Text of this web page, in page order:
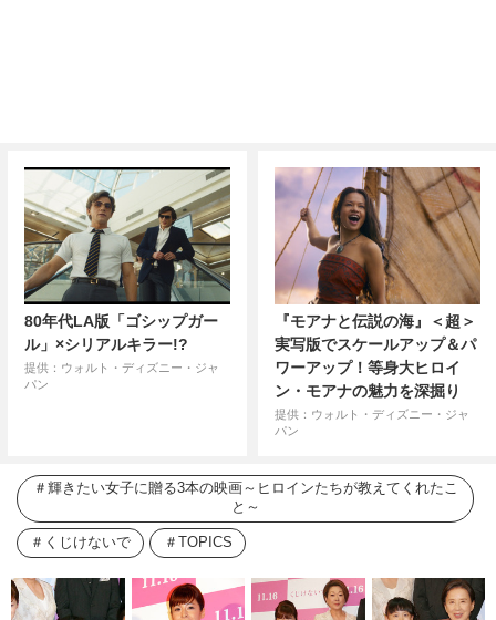
80年代LA版「ゴシップガー
ル」×シリアルキラー!?
提供：ウォルト・ディズニー・ジャ
パン
『モアナと伝説の海』＜超＞
実写版でスケールアップ＆パ
ワーアップ！等身大ヒロイ
ン・モアナの魅力を深掘り
提供：ウォルト・ディズニー・ジャ
パン
輝きたい女子に贈る3本の映画～ヒロインたちが教えてくれたこ
と～
くじけないで TOPICS